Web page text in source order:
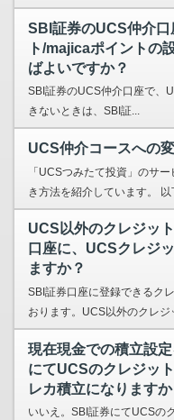
SBI証券のUCS仲介
ト/majicaポイントの
ばよいですか？
SBI証券のUCS仲介口座で、
きないときは、SBI証...
UCS仲介コースへの
「UCSつみたて投資」のサ
き方法を紹介しています。 以
UCS以外のクレジッ
口座に、UCSクレジ
ますか？
SBI証券口座に登録できるク
おります。UCS以外のクレジ
現在現金での積立設
にてUCSのクレジッ
レカ積立になりますか
いいえ。SBI証券にてUCSの